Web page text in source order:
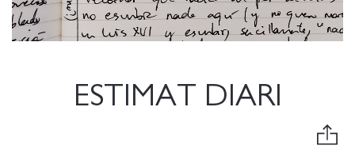
ESTIMAT DIARI